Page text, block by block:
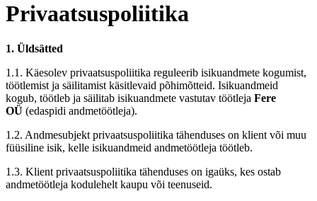
Privaatsuspoliitika
1. Üldsätted
1.1. Käesolev privaatsuspoliitika reguleerib isikuandmete kogumist,
töötlemist ja säilitamist käsitlevaid põhimõtteid. Isikuandmeid
kogub, töötleb ja säilitab isikuandmete vastutav töötleja Fere
OÜ (edaspidi andmetöötleja).
1.2. Andmesubjekt privaatsuspoliitika tähenduses on klient või muu
füüsiline isik, kelle isikuandmeid andmetöötleja töötleb.
1.3. Klient privaatsuspoliitika tähenduses on igaüks, kes ostab
andmetöötleja kodulehelt kaupu või teenuseid.